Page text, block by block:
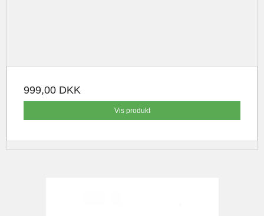
999,00 DKK
Vis produkt